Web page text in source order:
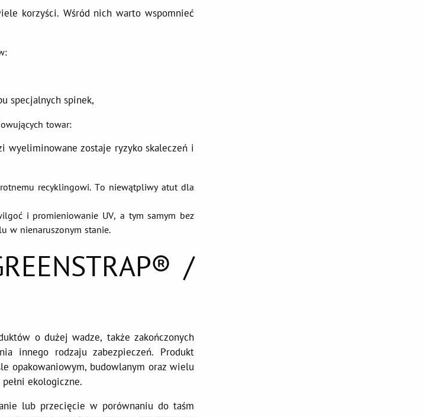
korzyści. Wśród nich warto wspomnieć
specjalnych spinek,
towar:
zostaje ryzyko skaleczeń i
recyklingowi. To niewątpliwy atut dla
i promieniowanie UV, a tym samym bez
w nienaruszonym stanie.
/
o dużej wadze, także zakończonych
innego rodzaju zabezpieczeń. Produkt
opakowaniowym, budowlanym oraz wielu
ekologiczne.
lub przecięcie w porównaniu do taśm